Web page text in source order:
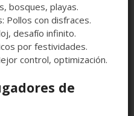
bosques, playas.
Pollos con disfraces.
desafío infinito.
por festividades.
control, optimización.
de